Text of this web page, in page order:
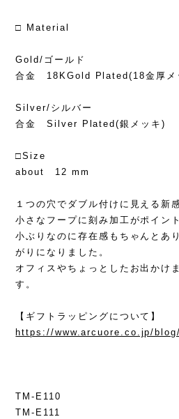
□ Material
Gold/ゴールド
合金 18KGold Plated(18金厚メ
Silver/シルバー
合金 Silver Plated(銀メッキ)
□Size
about 12 mm
１つの穴でダブル付けに見える新
小さなフープに刻み加工がポイン
小ぶりなのに存在感もちゃんとあ
がりになりました。
オフィスやちょっとしたお出かけ
す。
【ギフトラッピングについて】
https://www.arcuore.co.jp/
TM-E110
TM-E111